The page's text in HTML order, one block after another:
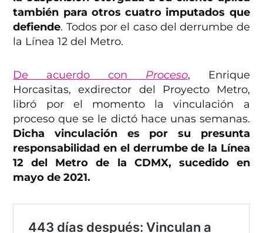
también para otros cuatro imputados que
defiende. Todos por el caso del derrumbe de
la Línea 12 del Metro.
De acuerdo con Proceso, Enrique
Horcasitas, exdirector del Proyecto Metro,
libró por el momento la vinculación a
proceso que se le dictó hace unas semanas.
Dicha vinculación es por su presunta
responsabilidad en el derrumbe de la Línea
12 del Metro de la CDMX, sucedido en
mayo de 2021.